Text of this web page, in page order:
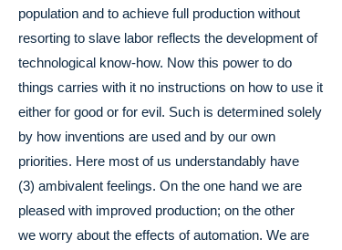
population and to achieve full production without
resorting to slave labor reflects the development of
technological know-how. Now this power to do
things carries with it no instructions on how to use it
either for good or for evil. Such is determined solely
by how inventions are used and by our own
priorities. Here most of us understandably have
(3) ambivalent feelings. On the one hand we are
pleased with improved production; on the other
we worry about the effects of automation. We are